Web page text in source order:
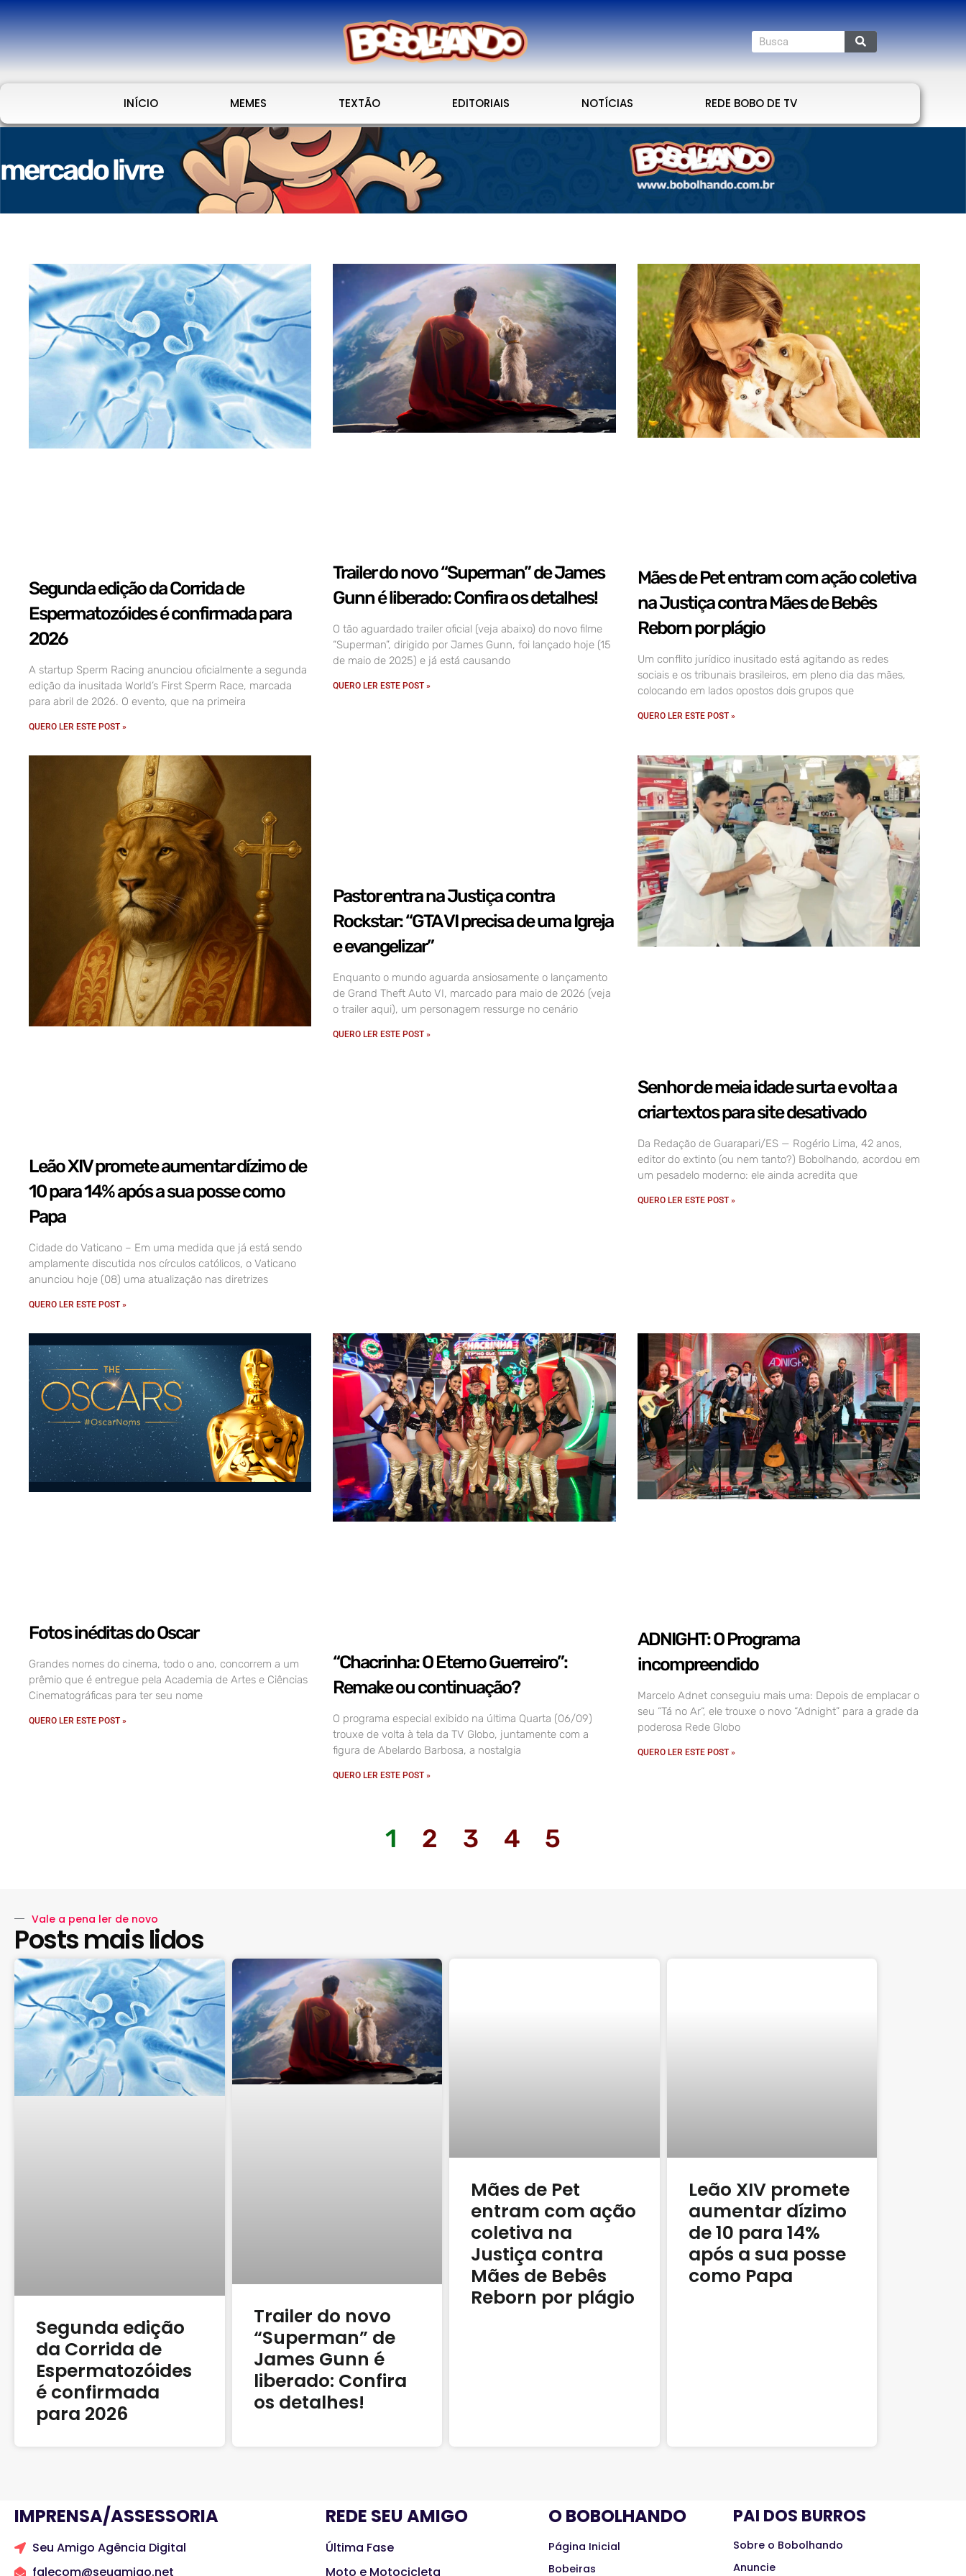
INÍCIO MEMES TEXTÃO EDITORIAIS NOTÍCIAS REDE BOBO DE TV
mercado livre
Segunda edição da Corrida de
Espermatozóides é confirmada para
2026
A startup Sperm Racing anunciou oficialmente a segunda
edição da inusitada World’s First Sperm Race, marcada
para abril de 2026. O evento, que na primeira
QUERO LER ESTE POST »
Trailer do novo “Superman” de James
Gunn é liberado: Confira os detalhes!
O tão aguardado trailer oficial (veja abaixo) do novo filme
“Superman”, dirigido por James Gunn, foi lançado hoje (15
de maio de 2025) e já está causando
QUERO LER ESTE POST »
Mães de Pet entram com ação coletiva
na Justiça contra Mães de Bebês
Reborn por plágio
Um conflito jurídico inusitado está agitando as redes
sociais e os tribunais brasileiros, em pleno dia das mães,
colocando em lados opostos dois grupos que
QUERO LER ESTE POST »
Leão XIV promete aumentar dízimo de
10 para 14% após a sua posse como
Papa
Cidade do Vaticano – Em uma medida que já está sendo
amplamente discutida nos círculos católicos, o Vaticano
anunciou hoje (08) uma atualização nas diretrizes
QUERO LER ESTE POST »
Pastor entra na Justiça contra
Rockstar: “GTA VI precisa de uma Igreja
e evangelizar”
Enquanto o mundo aguarda ansiosamente o lançamento
de Grand Theft Auto VI, marcado para maio de 2026 (veja
o trailer aqui), um personagem ressurge no cenário
QUERO LER ESTE POST »
Senhor de meia idade surta e volta a
criar textos para site desativado
Da Redação de Guarapari/ES — Rogério Lima, 42 anos,
editor do extinto (ou nem tanto?) Bobolhando, acordou em
um pesadelo moderno: ele ainda acredita que
QUERO LER ESTE POST »
Fotos inéditas do Oscar
Grandes nomes do cinema, todo o ano, concorrem a um
prêmio que é entregue pela Academia de Artes e Ciências
Cinematográficas para ter seu nome
QUERO LER ESTE POST »
“Chacrinha: O Eterno Guerreiro”:
Remake ou continuação?
O programa especial exibido na última Quarta (06/09)
trouxe de volta à tela da TV Globo, juntamente com a
figura de Abelardo Barbosa, a nostalgia
QUERO LER ESTE POST »
ADNIGHT: O Programa
incompreendido
Marcelo Adnet conseguiu mais uma: Depois de emplacar o
seu “Tá no Ar“, ele trouxe o novo “Adnight” para a grade da
poderosa Rede Globo
QUERO LER ESTE POST »
1 2 3 4 5
Vale a pena ler de novo
Posts mais lidos
Segunda edição
da Corrida de
Espermatozóides
é confirmada
para 2026
Trailer do novo
“Superman” de
James Gunn é
liberado: Confira
os detalhes!
Mães de Pet
entram com ação
coletiva na
Justiça contra
Mães de Bebês
Reborn por plágio
Leão XIV promete
aumentar dízimo
de 10 para 14%
após a sua posse
como Papa
IMPRENSA/ASSESSORIA
Seu Amigo Agência Digital
falecom@seuamigo.net
REDE SEU AMIGO
Última Fase
Moto e Motocicleta
O BOBOLHANDO
Página Inicial
Bobeiras
PAI DOS BURROS
Sobre o Bobolhando
Anuncie